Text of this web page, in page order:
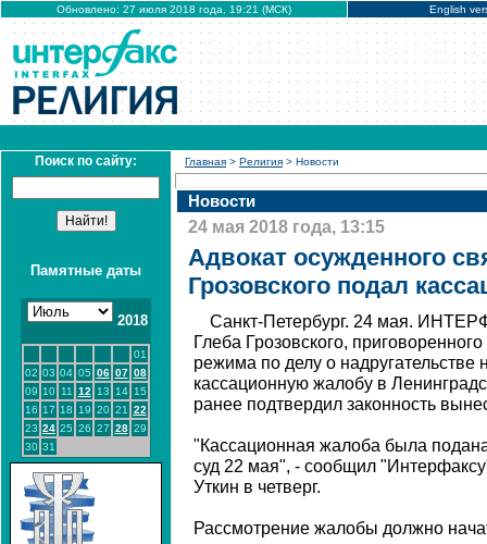
Обновлено: 27 июля 2018 года, 19:21 (МСК) English
Поиск по сайту:
Памятные даты
2018
01
02 03 04 05 06 07 08
09 10 11 12 13 14 15
16 17 18 19 20 21
22
23 24 25 26 27 28 29
30 31
Главная > Религия > Новости
Новости
24 мая 2018 года, 13:15
Адвокат осужденного
Грозовского подал
Санкт-Петербург. 24 мая.
Глеба Грозовского,
режима по делу о надругательстве
кассационную жалобу в
ранее подтвердил законность
"Кассационная жалоба была
суд 22 мая", - сообщил
Уткин в четверг.
Рассмотрение жалобы должно